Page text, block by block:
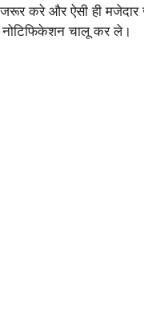
करे और ऐसी ही मजेदार
नोटिफिकेशन चालू कर ले।